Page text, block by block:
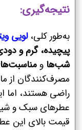
نتیجه‌گیری:
به‌طور کلی،لویی
پیچیده، گرم و
شب‌ها و
مصرف‌کنندگان از
راضی هستند، اما
عطرهای سبک و
قیمت بالای این